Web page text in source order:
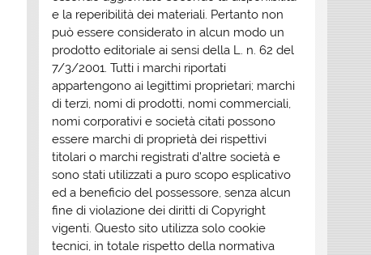
e la reperibilità dei materiali. Pertanto non
può essere considerato in alcun modo un
prodotto editoriale ai sensi della L. n. 62 del
7/3/2001. Tutti i marchi riportati
appartengono ai legittimi proprietari; marchi
di terzi, nomi di prodotti, nomi commerciali,
nomi corporativi e società citati possono
essere marchi di proprietà dei rispettivi
titolari o marchi registrati d’altre società e
sono stati utilizzati a puro scopo esplicativo
ed a beneficio del possessore, senza alcun
fine di violazione dei diritti di Copyright
vigenti. Questo sito utilizza solo cookie
tecnici, in totale rispetto della normativa